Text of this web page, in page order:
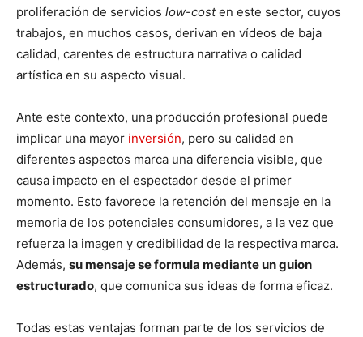
proliferación de servicios low-costen este sector, cuyos
trabajos, en muchos casos, derivan en vídeos de baja
calidad, carentes de estructura narrativa o calidad
artística en su aspecto visual.
Ante este contexto, una producción profesional puede
implicar una mayor inversión, pero su calidad en
diferentes aspectos marca una diferencia visible, que
causa impacto en el espectador desde el primer
momento. Esto favorece la retención del mensaje en la
memoria de los potenciales consumidores, a la vez que
refuerza la imagen y credibilidad de la respectiva marca.
Además, su mensaje se formula mediante un guion
estructurado, que comunica sus ideas de forma eficaz.
Todas estas ventajas forman parte de los servicios de